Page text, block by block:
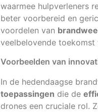
waarmee hulpverleners
beter voorbereid en
voordelen van
veelbelovende toekomst
Voorbeelden van
In de hedendaagse
toepassingen die de
drones een cruciale rol.